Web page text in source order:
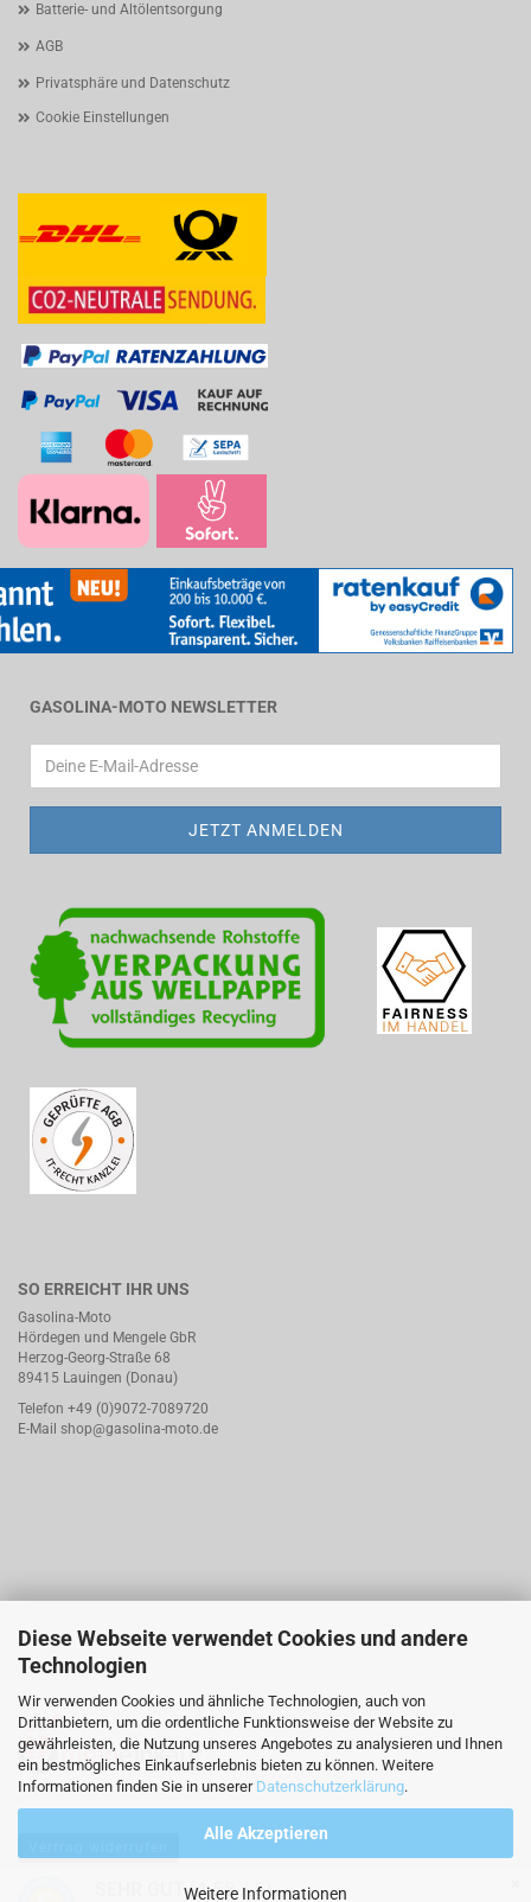
Diese Webseite verwendet Cookies und andere
Technologien
Wir verwenden Cookies und ähnliche Technologien, auch von
Drittanbietern, um die ordentliche Funktionsweise der Website zu
gewährleisten, die Nutzung unseres Angebotes zu analysieren und Ihnen
ein bestmögliches Einkaufserlebnis bieten zu können. Weitere
Informationen finden Sie in unserer Datenschutzerklärung.
Alle Akzeptieren
Weitere Informationen
Batterie- und Altölentsorgung
AGB
Privatsphäre und Datenschutz
Cookie Einstellungen
GASOLINA-MOTO NEWSLETTER
SO ERREICHT IHR UNS
Gasolina-Moto
Hördegen und Mengele GbR
Herzog-Georg-Straße 68
89415 Lauingen (Donau)
Telefon +49 (0)9072-7089720
E-Mail shop@gasolina-moto.de
SEHR GUT(4.58 / 5)